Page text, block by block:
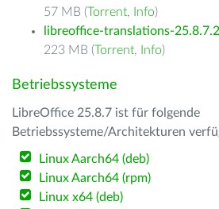
57 MB (Torrent, Info)
libreoffice-translations-
223 MB (Torrent, Info)
Betriebssysteme
LibreOffice 25.8.7 ist für folgende
Betriebssysteme/Architekturen
Linux Aarch64 (deb)
Linux Aarch64 (rpm)
Linux x64 (deb)